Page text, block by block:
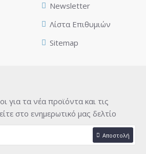
Newsletter
Λίστα Επιθυμιών
Sitemap
για τα νέα προϊόντα και τις
στο ενημερωτικό μας δελτίο
Αποστολή